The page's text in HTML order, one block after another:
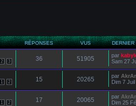
RÉPONSES VUS DERNIER
2 3 36 51905 par
Sam 27
1 2 15 20265 par
Dim 7
1 2 17 20065 par
Dim 25